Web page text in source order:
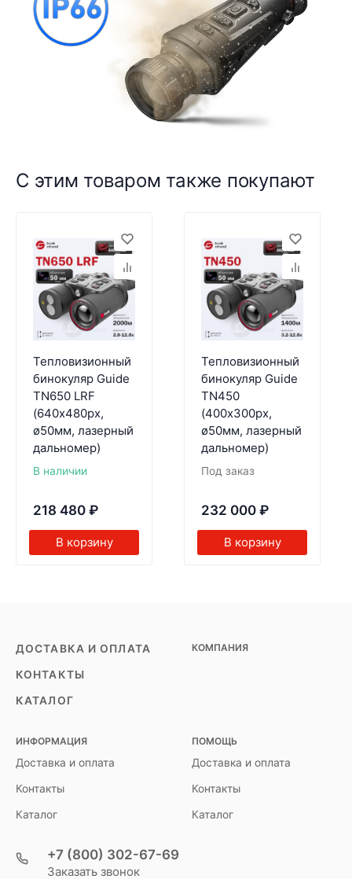
С этим товаром также покупают
Тепловизионный
бинокуляр Guide
TN650 LRF
(640х480px,
ø50мм, лазерный
дальномер)
В наличии
218 480 ₽
В корзину
Тепловизионный
бинокуляр Guide
TN450
(400х300px,
ø50мм, лазерный
дальномер)
Под заказ
232 000 ₽
В корзину
ДОСТАВКА И ОПЛАТА
КОНТАКТЫ
КАТАЛОГ
КОМПАНИЯ
ИНФОРМАЦИЯ
Доставка и оплата
Контакты
Каталог
ПОМОЩЬ
Доставка и оплата
Контакты
Каталог
+7 (800) 302-67-69
Заказать звонок